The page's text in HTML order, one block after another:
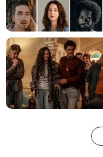
Imelda Corcoran
Judith Roswell
- Bölüm : 13
David Campbell
Grant Fisher
- Bölüm :19
Ned Lander
Lyle Hinks
- Bölüm : 14